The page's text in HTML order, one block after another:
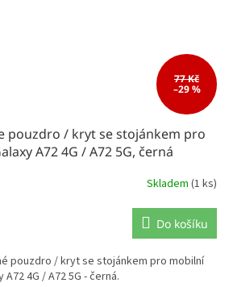
77 Kč
–29 %
pouzdro / kryt se stojánkem pro
A72 4G / A72 5G, černá
Skladem (1 ks)
Do košíku
pouzdro / kryt se stojánkem pro mobilní
4G / A72 5G - černá.